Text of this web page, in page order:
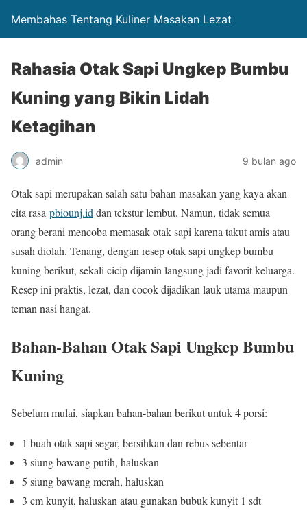
Membahas Tentang Kuliner Masakan Lezat
Rahasia Otak Sapi Ungkep Bumbu
Kuning yang Bikin Lidah
Ketagihan
admin 9 bulan ago
Otak sapi merupakan salah satu bahan masakan yang kaya akan
cita rasa pbiounj.id dan tekstur lembut. Namun, tidak semua
orang berani mencoba memasak otak sapi karena takut amis atau
susah diolah. Tenang, dengan resep otak sapi ungkep bumbu
kuning berikut, sekali cicip dijamin langsung jadi favorit keluarga.
Resep ini praktis, lezat, dan cocok dijadikan lauk utama maupun
teman nasi hangat.
Bahan-Bahan Otak Sapi Ungkep Bumbu
Kuning
Sebelum mulai, siapkan bahan-bahan berikut untuk 4 porsi:
1 buah otak sapi segar, bersihkan dan rebus sebentar
3 siung bawang putih, haluskan
5 siung bawang merah, haluskan
3 cm kunyit, haluskan atau gunakan bubuk kunyit 1 sdt